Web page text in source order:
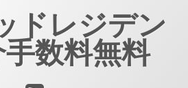
ドレジデン
数料無料